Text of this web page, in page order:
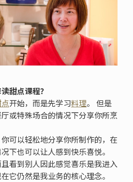
甜点课程？
开始，而是先学习料理。 但是
或特殊场合的情况下分享你所烹
可以轻松地分享你所制作的，在
下也可以让人感到快乐喜悦。
看到别人因此感觉喜乐是我进入
它仍然是我业务的核心理念。